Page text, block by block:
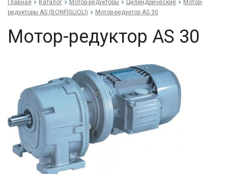
Главная Каталог Мотор-редукторы Цилиндрические
Мотор-
редукторы AS (BONFIGLIOLI)
Мотор-редуктор AS 30
Мотор-редуктор AS 30